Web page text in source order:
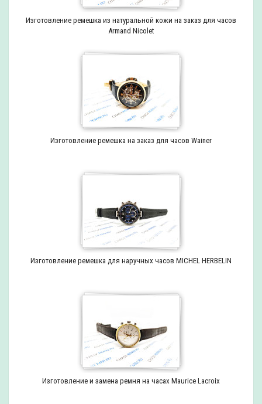
Изготовление ремешка из натуральной кожи на заказ для часов
Armand Nicolet
Изготовление ремешка на заказ для часов Wainer
Изготовление ремешка для наручных часов MICHEL HERBELIN
Изготовление и замена ремня на часах Maurice Lacroix